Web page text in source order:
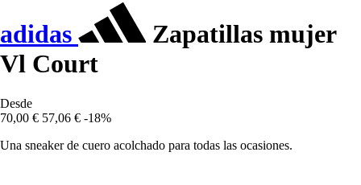
adidas
Zapatillas mujer
Vl Court
Desde
70,00 € 57,06 € -18%
Una sneaker de cuero acolchado para todas las ocasiones.